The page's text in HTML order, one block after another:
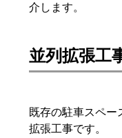
介します。
並列拡張工
既存の駐車スペー
拡張工事です。